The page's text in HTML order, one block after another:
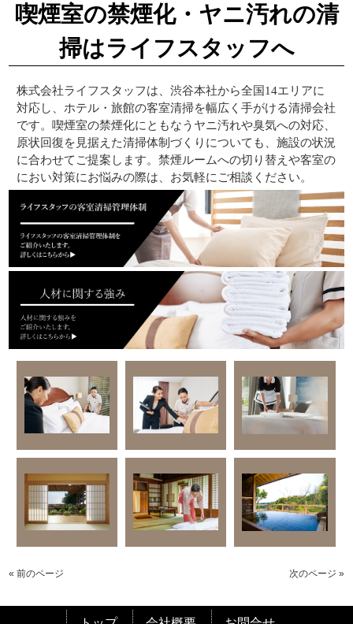
喫煙室の禁煙化・ヤニ汚れの清
掃はライフスタッフへ
株式会社ライフスタッフは、渋谷本社から全国14エリアに
対応し、ホテル・旅館の客室清掃を幅広く手がける清掃会社
です。喫煙室の禁煙化にともなうヤニ汚れや臭気への対応、
原状回復を見据えた清掃体制づくりについても、施設の状況
に合わせてご提案します。禁煙ルームへの切り替えや客室の
におい対策にお悩みの際は、お気軽にご相談ください。
« 前のページ 次のページ »